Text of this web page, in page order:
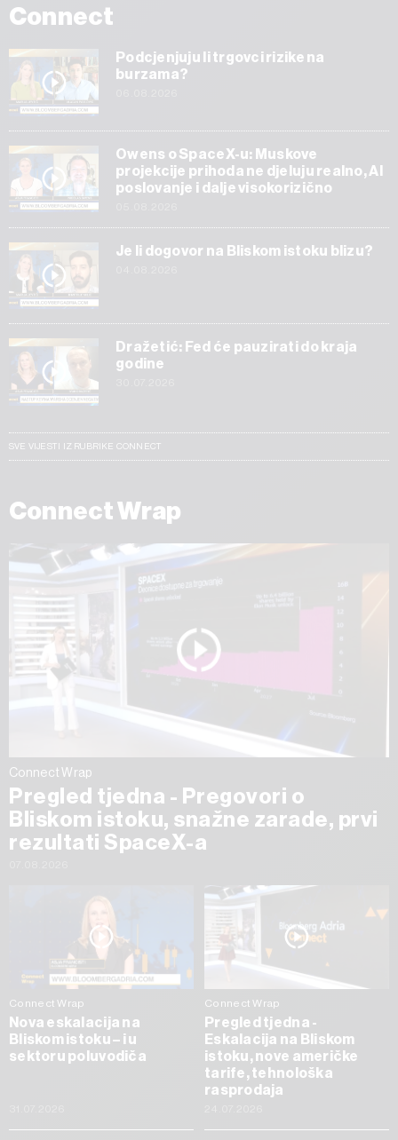
Connect
Podcjenjuju li trgovci rizike na
burzama?
Owens o SpaceX-u: Muskove
projekcije prihoda ne djeluju realno, AI
poslovanje i dalje visokorizično
Je li dogovor na Bliskom istoku blizu?
Dražetić: Fed će pauzirati do kraja
godine
SVE VIJESTI IZ RUBRIKE CONNECT
Connect Wrap
Connect Wrap
Pregled tjedna - Pregovori o
Bliskom istoku, snažne zarade, prvi
rezultati SpaceX-a
Connect Wrap
Nova eskalacija na
Bliskom istoku – i u
sektoru poluvodiča
Connect Wrap
Pregled tjedna -
Eskalacija na Bliskom
istoku, nove američke
tarife, tehnološka
rasprodaja